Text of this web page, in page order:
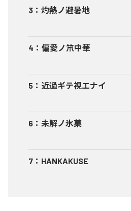
3 ： 灼熱ノ避暑地
4 ： 偏愛ノ笊中華
5 ： 近過ギテ視エナイ
6 ： 未解ノ氷菓
7 ： HANKAKUSE